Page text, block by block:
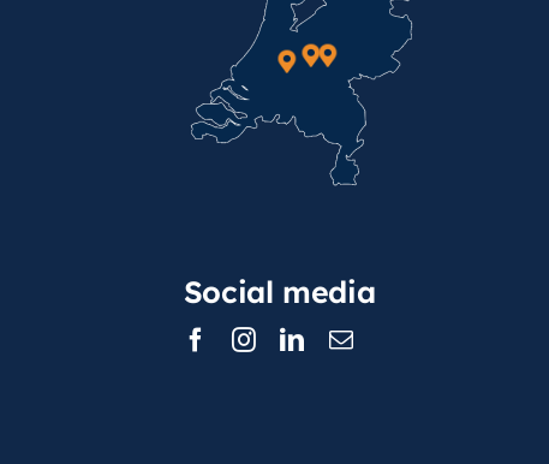
Social media